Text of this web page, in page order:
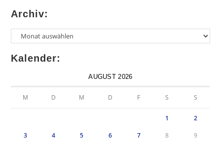
Archiv:
Kalender:
AUGUST 2026
M D M D F S S
1 2
3 4 5 6 7 8 9